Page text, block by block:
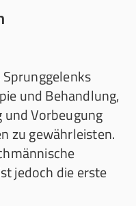
und Behandlung,
und Vorbeugung
zu gewährleisten.
jedoch die erste